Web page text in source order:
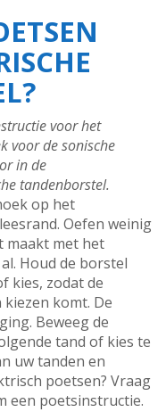
voor het
voor de sonische
in de
tandenborstel.
op het
Oefen weinig
maakt met het
Houd de borstel
kies, zodat de
komt. De
Beweeg de
tand of kies te
uw tanden en
poetsen? Vraag
een poetsinstructie.